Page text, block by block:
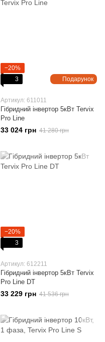
Подарунок
−20%
3
Артикул: 611011
Гібридний інвертор 5кВт Tervix
Pro Line
33 024 грн 41 280 грн
−20%
3
Артикул: 612211
Гібридний інвертор 5кВт Tervix
Pro Line DT
33 229 грн 41 536 грн